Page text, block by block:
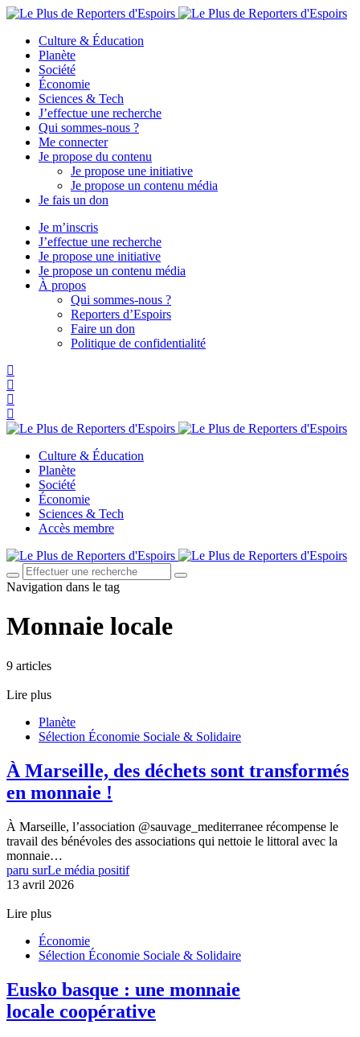
Culture & Éducation
Planète
Société
Économie
Sciences & Tech
J’effectue une recherche
Qui sommes-nous ?
Me connecter
Je propose du contenu
Je propose une initiative
Je propose un contenu média
Je fais un don
Je m’inscris
J’effectue une recherche
Je propose une initiative
Je propose un contenu média
À propos
Qui sommes-nous ?
Reporters d’Espoirs
Faire un don
Politique de confidentialité
Culture & Éducation
Planète
Société
Économie
Sciences & Tech
Accès membre
Navigation dans le tag
Monnaie locale
9 articles
Lire plus
Planète
Sélection Économie Sociale & Solidaire
À Marseille, des déchets sont transformés
en monnaie !
À Marseille, l’association @sauvage_mediterranee récompense le
travail des bénévoles des associations qui nettoie le littoral avec la
monnaie…
paru surLe média positif
13 avril 2026
Lire plus
Économie
Sélection Économie Sociale & Solidaire
Eusko basque : une monnaie
locale coopérative